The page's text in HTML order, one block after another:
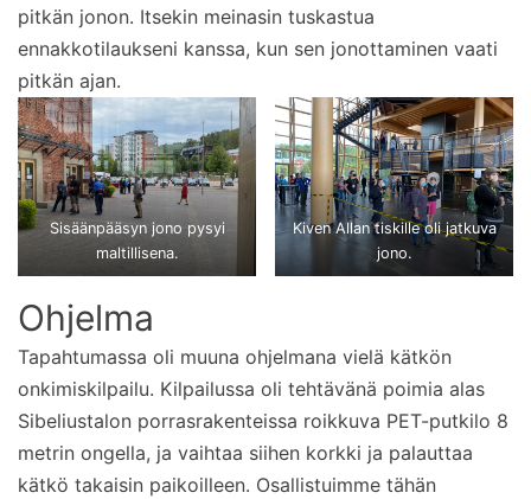
pitkän jonon. Itsekin meinasin tuskastua
ennakkotilaukseni kanssa, kun sen jonottaminen vaati
pitkän ajan.
Sisäänpääsyn jono pysyi
maltillisena.
Kiven Allan tiskille oli jatkuva
jono.
Ohjelma
Tapahtumassa oli muuna ohjelmana vielä kätkön
onkimiskilpailu. Kilpailussa oli tehtävänä poimia alas
Sibeliustalon porrasrakenteissa roikkuva PET-putkilo 8
metrin ongella, ja vaihtaa siihen korkki ja palauttaa
kätkö takaisin paikoilleen. Osallistuimme tähän